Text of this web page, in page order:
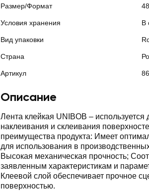
Размер/Формат
Условия хранения В
Вид упаковки
Страна
Артикул
Описание
Лента клейкая UNIBOB – используется
наклеивания и склеивания
преимущества продукта: Имеет
для использования в
Высокая механическая прочность;
заявленным характеристикам и
Клеевой слой обеспечивает прочное
поверхностью.